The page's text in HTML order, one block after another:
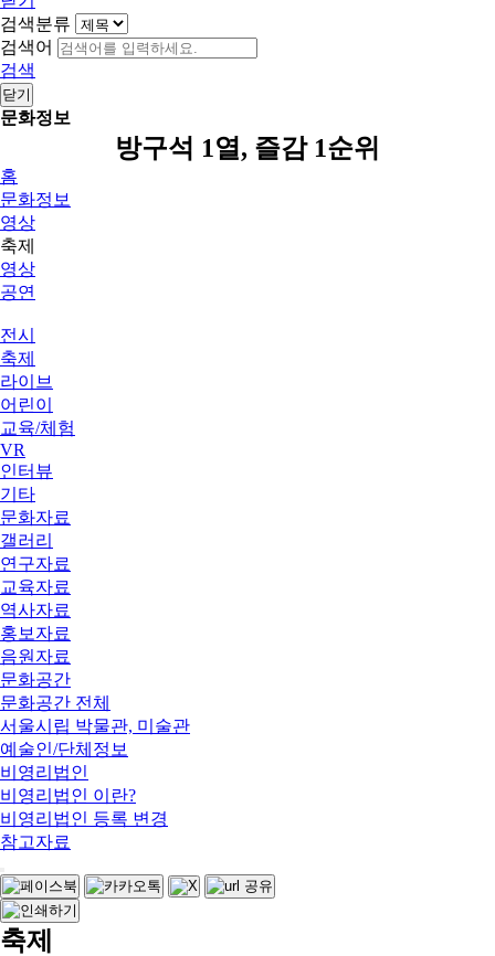
검색분류
검색어
검색
닫기
문화정보
방구석 1열, 즐감 1순위
홈
문화정보
영상
축제
영상
공연
전시
축제
라이브
어린이
교육/체험
VR
인터뷰
기타
문화자료
갤러리
연구자료
교육자료
역사자료
홍보자료
음원자료
문화공간
문화공간 전체
서울시립 박물관, 미술관
예술인/단체정보
비영리법인
비영리법인 이란?
비영리법인 등록 변경
참고자료
축제